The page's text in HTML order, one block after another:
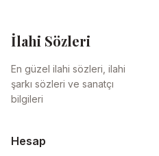
İlahi Sözleri
En güzel ilahi sözleri, ilahi
şarkı sözleri ve sanatçı
bilgileri
Hesap